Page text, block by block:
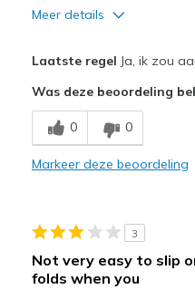
Meer details
Beste toepassingen
Casual Wear
Laatste regel Ja, ik zou
Was deze beoordeling
0 0
Markeer deze beoordeling
3
Not very easy to slip
folds when you